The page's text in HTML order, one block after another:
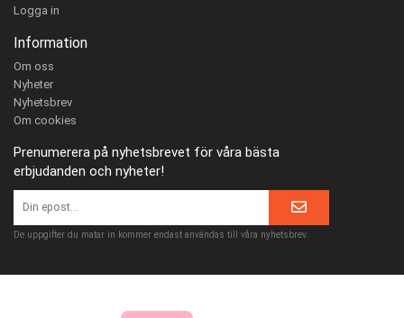
Logga in
Information
Om oss
Nyheter
Nyhetsbrev
Om cookies
Prenumerera på nyhetsbrevet för våra bästa
erbjudanden och nyheter!
De uppgifter du matar in kommer endast användas till våra nyhetsbrev.